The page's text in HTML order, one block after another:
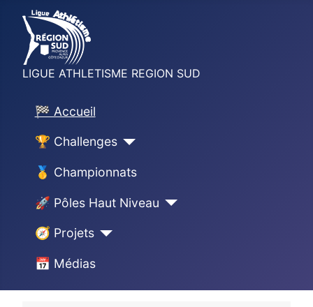
LIGUE ATHLETISME REGION SUD
🏁 Accueil
🏆 Challenges
🥇 Championnats
🚀 Pôles Haut Niveau
🧭 Projets
📅 Médias